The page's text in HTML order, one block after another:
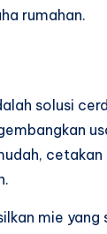
rumahan.
solusi
mie